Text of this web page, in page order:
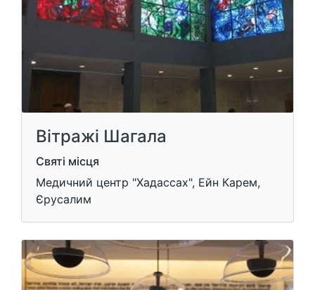
Вітражі Шагала
Святі місця
Медичний центр "Хадассах", Ейн Карем,
Єрусалим